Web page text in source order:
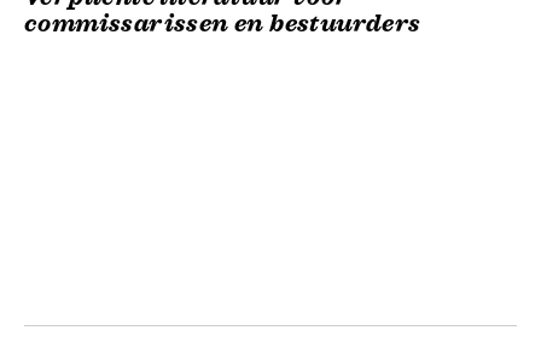
commissarissen en bestuurders